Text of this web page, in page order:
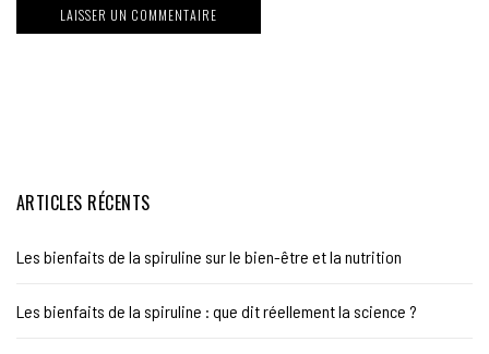
ARTICLES RÉCENTS
Les bienfaits de la spiruline sur le bien-être et la nutrition
Les bienfaits de la spiruline : que dit réellement la science ?